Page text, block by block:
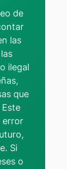
de
las
ilegal
que
error
Si
o